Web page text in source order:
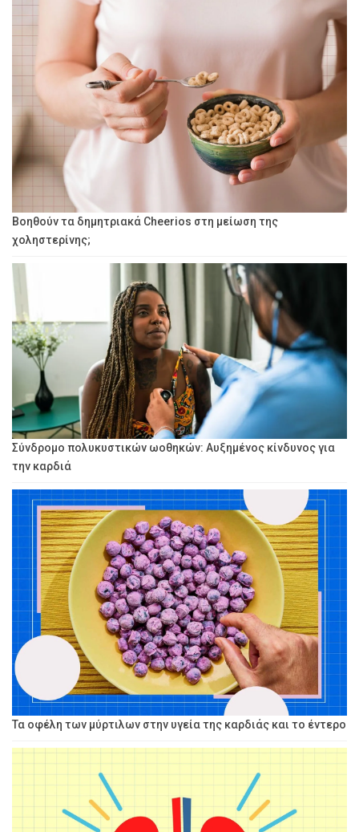
Βοηθούν τα δημητριακά Cheerios στη μείωση της
χοληστερίνης;
Σύνδρομο πολυκυστικών ωοθηκών: Αυξημένος κίνδυνος για
την καρδιά
Τα οφέλη των μύρτιλων στην υγεία της καρδιάς και το έντερο